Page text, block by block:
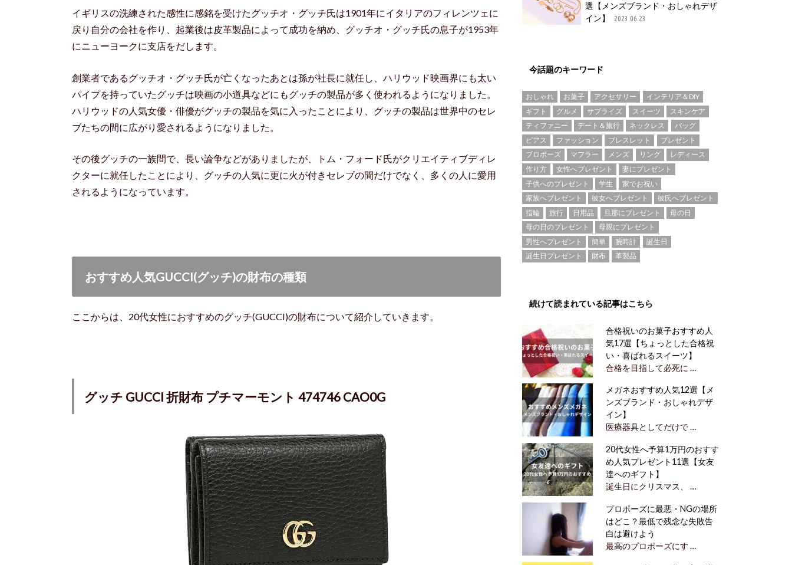
イギリスの洗練された感性に感銘を受けたグッチオ・グッチ氏は1901年にイタリアのフィレンツェに
戻り自分の会社を作り、起業後は皮革製品によって成功を納め、グッチオ・グッチ氏の息子が1953年
にニューヨークに支店をだします。
創業者であるグッチオ・グッチ氏が亡くなったあとは孫が社長に就任し、ハリウッド映画界にも太い
パイプを持っていたグッチは映画の小道具などにもグッチの製品が多く使われるようになりました。
ハリウッドの人気女優・俳優がグッチの製品を気に入ったことにより、グッチの製品は世界中のセレ
ブたちの間に広がり愛されるようになりました。
その後グッチの一族間で、長い論争などがありましたが、トム・フォード氏がクリエイティブディレ
クターに就任したことにより、グッチの人気に更に火が付きセレブの間だけでなく、多くの人に愛用
されるようになっています。
おすすめ人気GUCCI(グッチ)の財布の種類
ここからは、20代女性におすすめのグッチ(GUCCI)の財布について紹介していきます。
グッチ GUCCI 折財布 プチマーモント 474746 CAO0G
選【メンズブランド・おしゃれデザ
イン】
2023.06.23
今話題のキーワード
おしゃれ お菓子 アクセサリー
インテリア＆DIY
ギフト
グルメ サプライズ スイーツ
スキンケア
ティファニー
デート＆旅行 ネックレス
バッグ
ピアス
ファッション ブレスレット
プレゼント
プロポーズ
マフラー メンズ リング
レディース
作り方
女性へプレゼント
妻にプレゼント
子供へのプレゼント
学生
家でお祝い
家族へプレゼント
彼女へプレゼント
彼氏へプレゼント
指輪
旅行 日用品 旦那にプレゼント
母の日
母の日のプレゼント
母親にプレゼント
男性へプレゼント
簡単 腕時計
誕生日
誕生日プレゼント
財布 革製品
続けて読まれている記事はこちら
合格祝いのお菓子おすすめ人
気17選【ちょっとした合格祝
い・喜ばれるスイーツ】
合格を目指して必死に …
メガネおすすめ人気12選【メ
ンズブランド・おしゃれデザ
イン】
医療器具としてだけで …
20代女性へ予算1万円のおすす
め人気プレゼント11選【女友
達へのギフト】
誕生日にクリスマス、 …
プロポーズに最悪・NGの場所
はどこ？最低で残念な失敗告
白は避けよう
最高のプロポーズにす …